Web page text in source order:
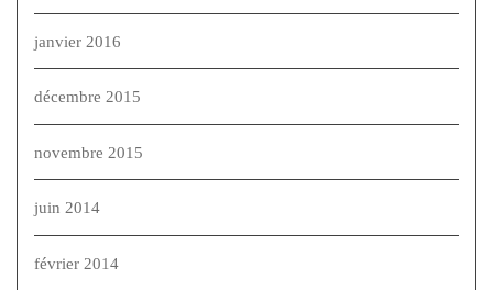
janvier 2016
décembre 2015
novembre 2015
juin 2014
février 2014